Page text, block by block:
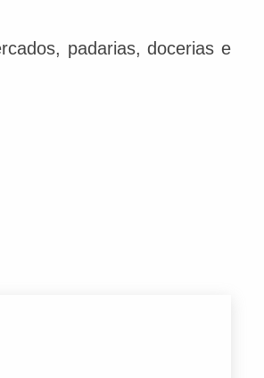
padarias, docerias e